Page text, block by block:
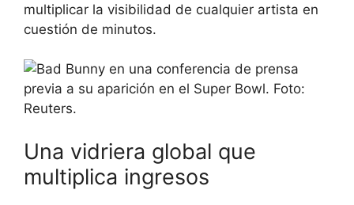
multiplicar la visibilidad de cualquier artista en
cuestión de minutos.
Una vidriera global que
multiplica ingresos